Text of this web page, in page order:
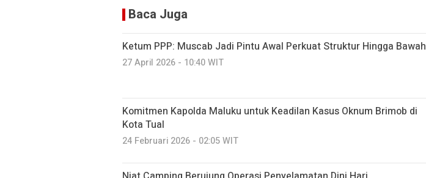
Baca Juga
Ketum PPP: Muscab Jadi Pintu Awal Perkuat Struktur Hingga Bawah
27 April 2026 - 10:40 WIT
Komitmen Kapolda Maluku untuk Keadilan Kasus Oknum Brimob di
Kota Tual
24 Februari 2026 - 02:05 WIT